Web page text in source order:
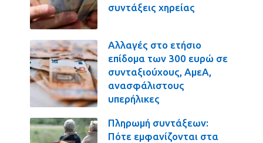
συντάξεις χηρείας
Αλλαγές στο ετήσιο
επίδομα των 300 ευρώ σε
συνταξιούχους, ΑμεΑ,
ανασφάλιστους
υπερήλικες
Πληρωμή συντάξεων:
Πότε εμφανίζονται στα